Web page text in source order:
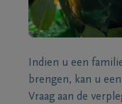
Indien u een
brengen, kan u
Vraag aan de